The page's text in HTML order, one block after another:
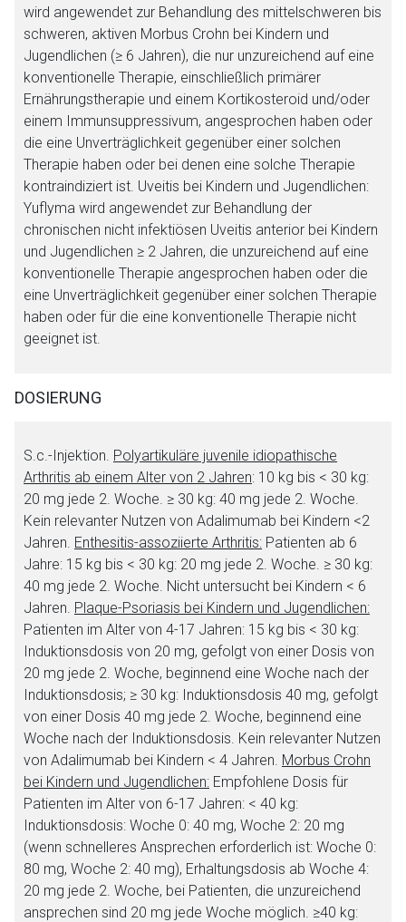
wird angewendet zur Behandlung des mittelschweren bis
schweren, aktiven Morbus Crohn bei Kindern und
Jugendlichen (≥ 6 Jahren), die nur unzureichend auf eine
konventionelle Therapie, einschließlich primärer
Ernährungstherapie und einem Kortikosteroid und/oder
einem Immunsuppressivum, angesprochen haben oder
die eine Unverträglichkeit gegenüber einer solchen
Therapie haben oder bei denen eine solche Therapie
kontraindiziert ist. Uveitis bei Kindern und Jugendlichen:
Yuflyma wird angewendet zur Behandlung der
chronischen nicht infektiösen Uveitis anterior bei Kindern
und Jugendlichen ≥ 2 Jahren, die unzureichend auf eine
konventionelle Therapie angesprochen haben oder die
eine Unverträglichkeit gegenüber einer solchen Therapie
haben oder für die eine konventionelle Therapie nicht
geeignet ist.
DOSIERUNG
S.c.-Injektion. Polyartikuläre juvenile idiopathische
Arthritis ab einem Alter von 2 Jahren: 10 kg bis < 30 kg:
20 mg jede 2. Woche. ≥ 30 kg: 40 mg jede 2. Woche.
Kein relevanter Nutzen von Adalimumab bei Kindern <2
Jahren. Enthesitis-assoziierte Arthritis: Patienten ab 6
Jahre: 15 kg bis < 30 kg: 20 mg jede 2. Woche. ≥ 30 kg:
40 mg jede 2. Woche. Nicht untersucht bei Kindern < 6
Jahren. Plaque-Psoriasis bei Kindern und Jugendlichen:
Patienten im Alter von 4-17 Jahren: 15 kg bis < 30 kg:
Induktionsdosis von 20 mg, gefolgt von einer Dosis von
20 mg jede 2. Woche, beginnend eine Woche nach der
Induktionsdosis; ≥ 30 kg: Induktionsdosis 40 mg, gefolgt
von einer Dosis 40 mg jede 2. Woche, beginnend eine
Woche nach der Induktionsdosis. Kein relevanter Nutzen
von Adalimumab bei Kindern < 4 Jahren. Morbus Crohn
bei Kindern und Jugendlichen: Empfohlene Dosis für
Patienten im Alter von 6-17 Jahren: < 40 kg:
Induktionsdosis: Woche 0: 40 mg, Woche 2: 20 mg
(wenn schnelleres Ansprechen erforderlich ist: Woche 0:
80 mg, Woche 2: 40 mg), Erhaltungsdosis ab Woche 4:
20 mg jede 2. Woche, bei Patienten, die unzureichend
ansprechen sind 20 mg jede Woche möglich. ≥40 kg:
Aufruf einer externen Seite
Der von Ihnen aufgerufene Link öffnet eine externe Web-
Seite. Für die Inhalte der externen Web-Seite ist deren
Betreiber verantwortlich. Ebenso gelten dort ggf. andere
Datenschutzbestimmungen.